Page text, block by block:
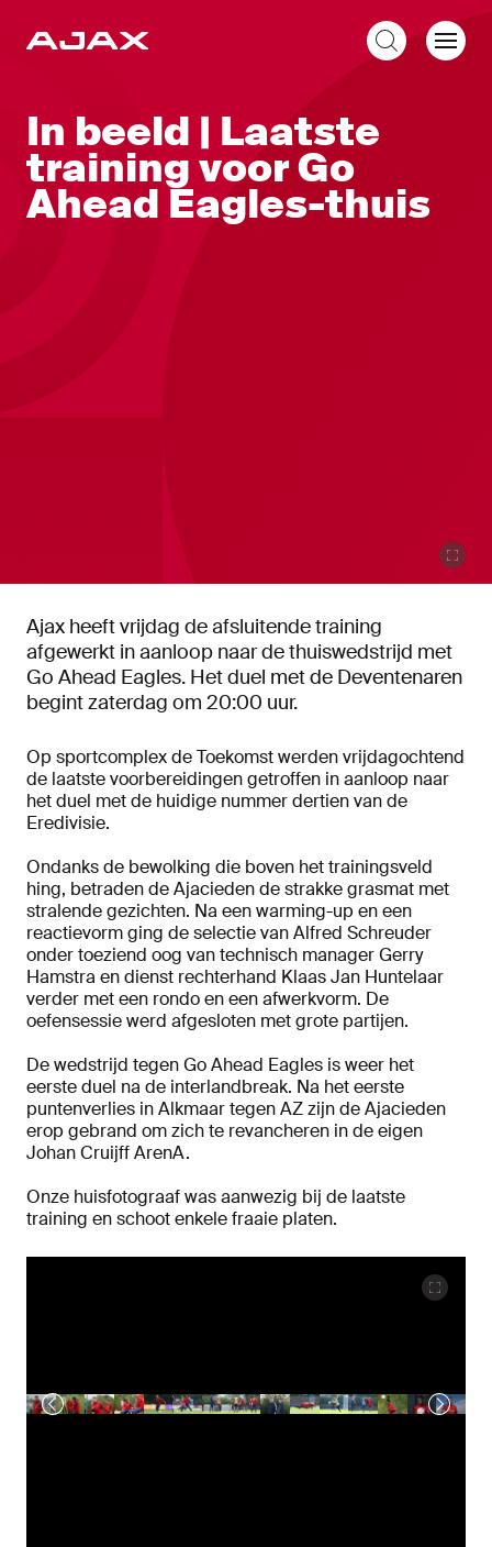
In beeld | Laatste
training voor Go
Ahead Eagles-thuis
Ajax heeft vrijdag de afsluitende training
afgewerkt in aanloop naar de thuiswedstrijd met
Go Ahead Eagles. Het duel met de Deventenaren
begint zaterdag om 20:00 uur.
Op sportcomplex de Toekomst werden vrijdagochtend
de laatste voorbereidingen getroffen in aanloop naar
het duel met de huidige nummer dertien van de
Eredivisie.
Ondanks de bewolking die boven het trainingsveld
hing, betraden de Ajacieden de strakke grasmat met
stralende gezichten. Na een warming-up en een
reactievorm ging de selectie van Alfred Schreuder
onder toeziend oog van technisch manager Gerry
Hamstra en dienst rechterhand Klaas Jan Huntelaar
verder met een rondo en een afwerkvorm. De
oefensessie werd afgesloten met grote partijen.
De wedstrijd tegen Go Ahead Eagles is weer het
eerste duel na de interlandbreak. Na het eerste
puntenverlies in Alkmaar tegen AZ zijn de Ajacieden
erop gebrand om zich te revancheren in de eigen
Johan Cruijff ArenA.
Onze huisfotograaf was aanwezig bij de laatste
training en schoot enkele fraaie platen.